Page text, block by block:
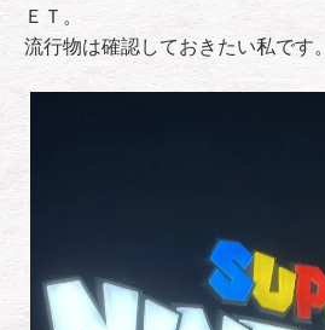
ＥＴ。
流行物は確認しておきたい私です。